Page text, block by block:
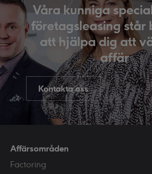
Våra kunniga
företagsleasing står
att hjälpa dig att
affär
Kontakta oss
Affärsområden
Factoring